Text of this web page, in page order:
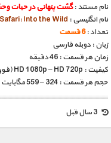
نام مستند :گشت پنهانی در حیات
نام انگلیسی : Into the Wild
تعداد :6 قسمت
زبان : دوبله فارسی
زمان هر قسمت : 46 دقیقه
کیفیت : HD 1080p – HD 720p (فوق العاده)
حجم هر قسمت : 324 – 559 مگابایت
3 سال قبل